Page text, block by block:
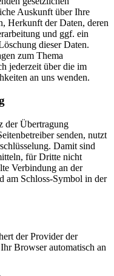
Auskunft über Ihre
Herkunft der Daten, deren
und ggf. ein
dieser Daten.
zum Thema
jederzeit über die im
an uns wenden.
der Übertragung
senden, nutzt
Damit sind
für Dritte nicht
Verbindung an der
am Schloss-Symbol in der
der Provider der
Browser automatisch an